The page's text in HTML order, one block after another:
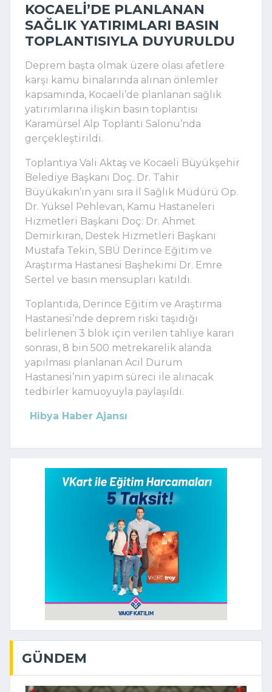
KOCAELI’DE PLANLANAN
SAĞLIK YATIRIMLARI BASIN
TOPLANTISIYLA DUYURULDU
Deprem başta olmak üzere olası afetlere
karşı kamu binalarında alınan önlemler
kapsamında, Kocaeli’de planlanan sağlık
yatırımlarına ilişkin basın toplantısı
Karamürsel Alp Toplantı Salonu’nda
gerçekleştirildi.
Toplantıya Vali Aktaş ve Kocaeli Büyükşehir
Belediye Başkanı Doç. Dr. Tahir
Büyükakın’ın yanı sıra İl Sağlık Müdürü Op.
Dr. Yüksel Pehlevan, Kamu Hastaneleri
Hizmetleri Başkanı Doç. Dr. Ahmet
Demirkıran, Destek Hizmetleri Başkanı
Mustafa Tekin, SBÜ Derince Eğitim ve
Araştırma Hastanesi Başhekimi Dr. Emre
Sertel ve basın mensupları katıldı.
Toplantıda, Derince Eğitim ve Araştırma
Hastanesi’nde deprem riski taşıdığı
belirlenen 3 blok için verilen tahliye kararı
sonrası, 8 bin 500 metrekarelik alanda
yapılması planlanan Acil Durum
Hastanesi’nin yapım süreci ile alınacak
tedbirler kamuoyuyla paylaşıldı.
Hibya Haber Ajansı
GÜNDEM